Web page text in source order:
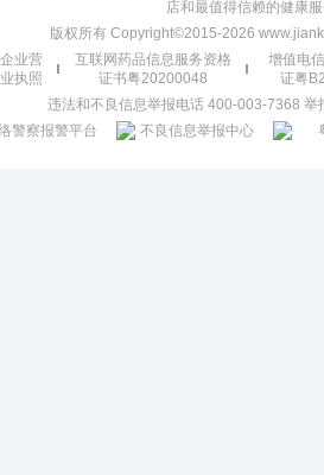
店和最值得信赖的健康
版权所有 Copyright©2015-2026
企业营
业执照
互联网药品信息服务资格
证书粤20200048
增值电
证粤
违法和不良信息举报电话 400-003-7368